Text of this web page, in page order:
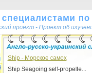
по
проект - Проект об
Ship - Морское самох
Ship Seagoing self-propelle...